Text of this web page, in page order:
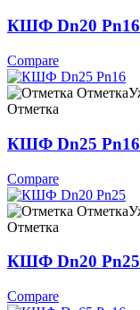
КШФ Dn20 Pn16
Compare
Отметка
Отметка
КШФ Dn25 Pn16
Compare
Отметка
Отметка
КШФ Dn20 Pn25
Compare